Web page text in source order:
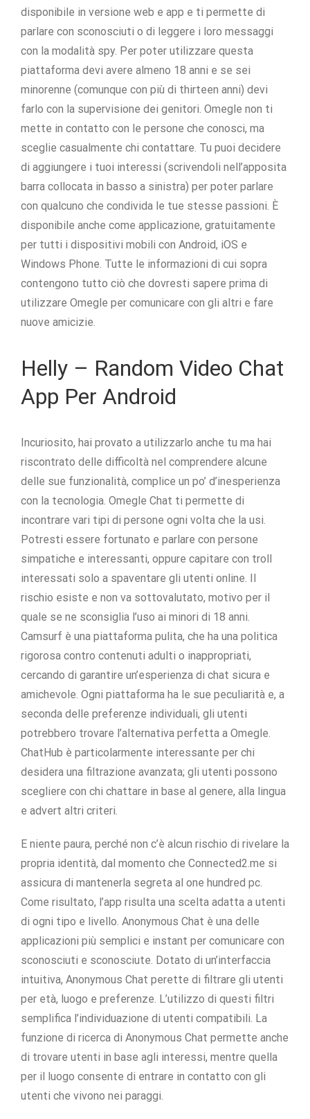
disponibile in versione web e app e ti permette di
parlare con sconosciuti o di leggere i loro messaggi
con la modalità spy. Per poter utilizzare questa
piattaforma devi avere almeno 18 anni e se sei
minorenne (comunque con più di thirteen anni) devi
farlo con la supervisione dei genitori. Omegle non ti
mette in contatto con le persone che conosci, ma
sceglie casualmente chi contattare. Tu puoi decidere
di aggiungere i tuoi interessi (scrivendoli nell’apposita
barra collocata in basso a sinistra) per poter parlare
con qualcuno che condivida le tue stesse passioni. È
disponibile anche come applicazione, gratuitamente
per tutti i dispositivi mobili con Android, iOS e
Windows Phone. Tutte le informazioni di cui sopra
contengono tutto ciò che dovresti sapere prima di
utilizzare Omegle per comunicare con gli altri e fare
nuove amicizie.
Helly – Random Video Chat
App Per Android
Incuriosito, hai provato a utilizzarlo anche tu ma hai
riscontrato delle difficoltà nel comprendere alcune
delle sue funzionalità, complice un po’ d’inesperienza
con la tecnologia. Omegle Chat ti permette di
incontrare vari tipi di persone ogni volta che la usi.
Potresti essere fortunato e parlare con persone
simpatiche e interessanti, oppure capitare con troll
interessati solo a spaventare gli utenti online. Il
rischio esiste e non va sottovalutato, motivo per il
quale se ne sconsiglia l’uso ai minori di 18 anni.
Camsurf è una piattaforma pulita, che ha una politica
rigorosa contro contenuti adulti o inappropriati,
cercando di garantire un’esperienza di chat sicura e
amichevole. Ogni piattaforma ha le sue peculiarità e, a
seconda delle preferenze individuali, gli utenti
potrebbero trovare l’alternativa perfetta a Omegle.
ChatHub è particolarmente interessante per chi
desidera una filtrazione avanzata; gli utenti possono
scegliere con chi chattare in base al genere, alla lingua
e advert altri criteri.
E niente paura, perché non c’è alcun rischio di rivelare la
propria identità, dal momento che Connected2.me si
assicura di mantenerla segreta al one hundred pc.
Come risultato, l’app risulta una scelta adatta a utenti
di ogni tipo e livello. Anonymous Chat è una delle
applicazioni più semplici e instant per comunicare con
sconosciuti e sconosciute. Dotato di un’interfaccia
intuitiva, Anonymous Chat perette di filtrare gli utenti
per età, luogo e preferenze. L’utilizzo di questi filtri
semplifica l’individuazione di utenti compatibili. La
funzione di ricerca di Anonymous Chat permette anche
di trovare utenti in base agli interessi, mentre quella
per il luogo consente di entrare in contatto con gli
utenti che vivono nei paraggi.